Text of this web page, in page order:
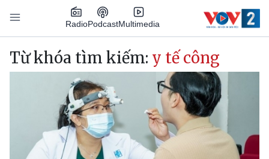
Nhảy đến nội dung
RadioPodcastMultimedia
Main navigation
Từ khóa tìm kiếm: y tế công